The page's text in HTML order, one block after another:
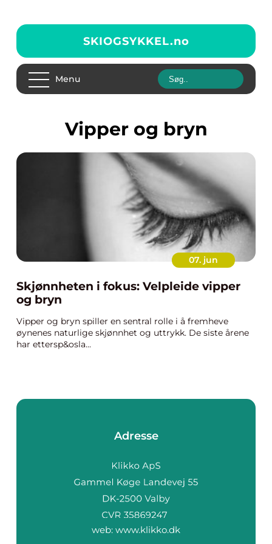
SKIOGSYKKEL.no
Menu
vipper og bryn
07. jun
Skjønnheten i fokus: Velpleide vipper
og bryn
Vipper og bryn spiller en sentral rolle i å fremheve
øynenes naturlige skjønnhet og uttrykk. De siste årene
har ettersp&osla...
Adresse
web: www.klikko.dk